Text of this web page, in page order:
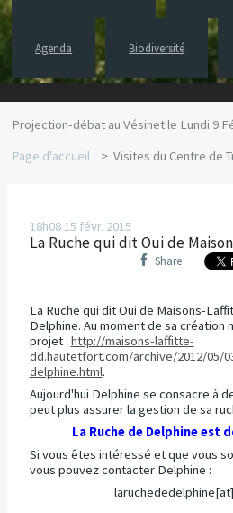
Agenda Biodiversité
Projection-débat au Vésinet le Lundi 9
Page d'accueil
Visites du Centre de
18h0815 févr. 2015
La Ruche qui dit Oui de
Share
La Ruche qui dit Oui de Maisons-
Delphine. Au moment de sa création
projet : http://maisons-laffitte-
dd.hautetfort.com/archive/2012/05/
delphine.html.
Aujourd'hui Delphine se consacre à
peut plus assurer la gestion de sa
La Ruche de Delphine est
Si vous êtes intéressé et que vous
vous pouvez contacter Delphine :